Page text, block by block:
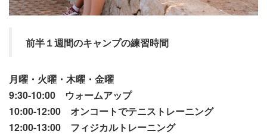
前半１週間のキャンプの練習時間
月曜・火曜・木曜・金曜
9:30-10:00 ウォームアップ
10:00-12:00 オンコートでテニストレーニング
12:00-13:00 フィジカルトレーニング